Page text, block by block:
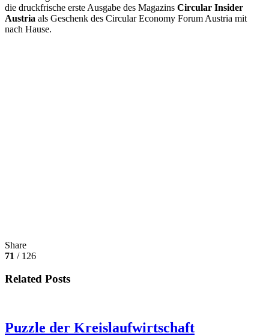
die druckfrische erste Ausgabe des Magazins Circular Insider
Austria als Geschenk des Circular Economy Forum Austria mit
nach Hause.
Share
71 / 126
Related Posts
Puzzle der Kreislaufwirtschaft